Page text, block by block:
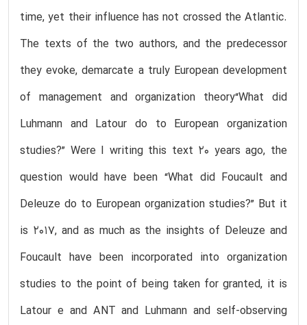
time, yet their influence has not crossed the Atlantic.
The texts of the two authors, and the predecessor
they evoke, demarcate a truly European development
of management and organization theory“What did
Luhmann and Latour do to European organization
studies?” Were I writing this text 20 years ago, the
question would have been “What did Foucault and
Deleuze do to European organization studies?” But it
is 2017, and as much as the insights of Deleuze and
Foucault have been incorporated into organization
studies to the point of being taken for granted, it is
Latour e and ANT and Luhmann and self-observing